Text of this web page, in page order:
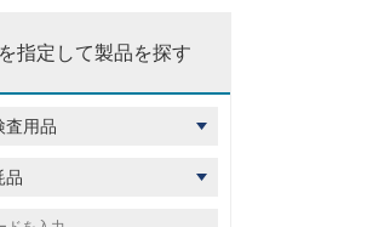
指定して製品を探す